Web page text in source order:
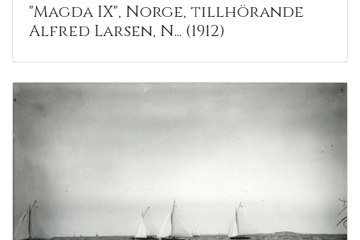
"Magda IX", Norge, tillhörande
Alfred Larsen, N... (1912)